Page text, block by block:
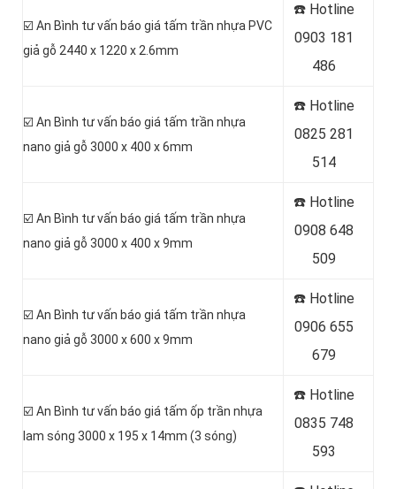
☑️ An Bình tư vấn báo giá tấm trần nhựa PVC
giả gỗ 2440 x 1220 x 2.6mm
☎️ Hotline
0903 181
486
☑️ An Bình tư vấn báo giá tấm trần nhựa
nano giả gỗ 3000 x 400 x 6mm
☎️ Hotline
0825 281
514
☑️ An Bình tư vấn báo giá tấm trần nhựa
nano giả gỗ 3000 x 400 x 9mm
☎️ Hotline
0908 648
509
☑️ An Bình tư vấn báo giá tấm trần nhựa
nano giả gỗ 3000 x 600 x 9mm
☎️ Hotline
0906 655
679
☑️ An Bình tư vấn báo giá tấm ốp trần nhựa
lam sóng 3000 x 195 x 14mm (3 sóng)
☎️ Hotline
0835 748
593